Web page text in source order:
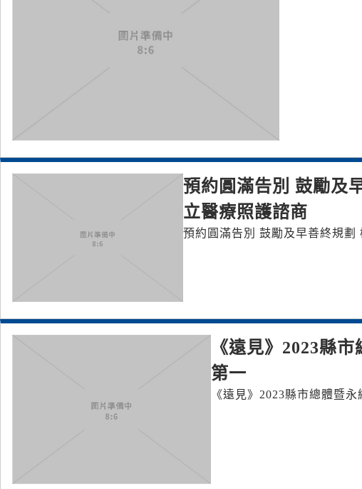
預約圓滿告別 鼓勵及
立醫療照護諮商
預約圓滿告別 鼓勵及
《遠見》2023縣
第一
《遠見》2023縣市總體暨